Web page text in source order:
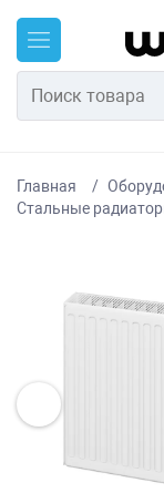
Главная
Стальные